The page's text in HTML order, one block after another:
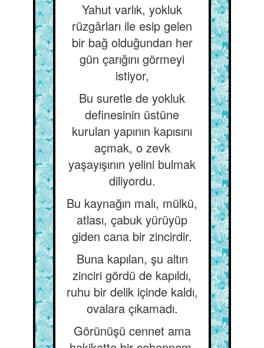
Yahut varlık, yokluk
rüzgârları ile esip gelen
bir bağ olduğundan her
gün çarığını görmeyi
istiyor,
Bu suretle de yokluk
definesinin üstüne
kurulan yapının kapısını
açmak, o zevk
yaşayışının yelini bulmak
diliyordu.
Bu kaynağın malı, mülkü,
atlası, çabuk yürüyüp
giden cana bir zincirdir.
Buna kapılan, şu altın
zinciri gördü de kapıldı,
ruhu bir delik içinde kaldı,
ovalara çıkamadı.
Görünüşü cennet ama